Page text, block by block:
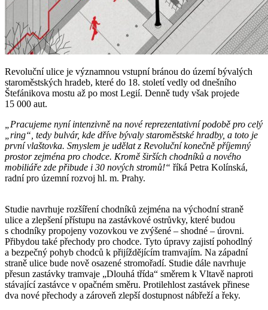
Revoluční ulice je významnou vstupní bránou do území bývalých
staroměstských hradeb, které do 18. století vedly od dnešního
Štefánikova mostu až po most Legií. Denně tudy však projede
15 000 aut.
„Pracujeme nyní intenzivně na nové reprezentativní podobě pro celý
„ring“, tedy bulvár, kde dříve bývaly staroměstské hradby, a toto je
první vlaštovka. Smyslem je udělat z Revoluční konečně příjemný
prostor zejména pro chodce. Kromě širších chodníků a nového
mobiliáře zde přibude i 30 nových stromů!“ říká Petra Kolínská,
radní pro územní rozvoj hl. m. Prahy.
Studie navrhuje rozšíření chodníků zejména na východní straně
ulice a zlepšení přístupu na zastávkové ostrůvky, které budou
s chodníky propojeny vozovkou ve zvýšené – shodné – úrovni.
Přibydou také přechody pro chodce. Tyto úpravy zajistí pohodlný
a bezpečný pohyb chodců k přijíždějícím tramvajím. Na západní
straně ulice bude nově osazené stromořadí. Studie dále navrhuje
přesun zastávky tramvaje „Dlouhá třída“ směrem k Vltavě naproti
stávající zastávce v opačném směru. Protilehlost zastávek přinese
dva nové přechody a zároveň zlepší dostupnost nábřeží a řeky.